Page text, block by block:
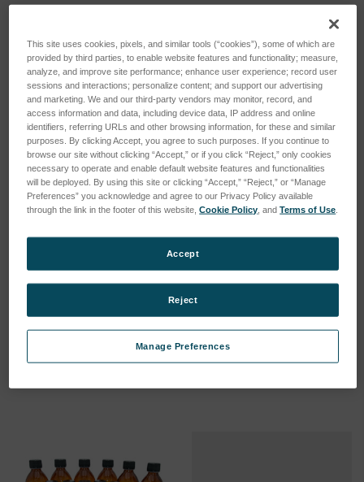
Set of calibration check
SKU: 54480109
i prezzi
Set of calibration check
Esegui l'accesso per vedere
This site uses cookies, pixels, and similar tools (“cookies”), some of which are
provided by third parties, to enable website features and functionality; measure,
analyze, and improve site performance; enhance user experience; record user
sessions and interactions; personalize content; and support our advertising
and marketing. We and our third-party vendors may monitor, record, and
access information and data, including device data, IP address and online
identifiers, referring URLs and other browsing information, for these and similar
purposes. By clicking Accept, you agree to such purposes. If you continue to
browse our site without clicking “Accept,” or if you click “Reject,” only cookies
necessary to operate and enable default website features and functionalities
will be deployed. By using this site or clicking “Accept,” “Reject,” or “Manage
Preferences” you acknowledge and agree to our Privacy Policy available
through the link in the footer of this website,Cookie Policy , andTerms of Use
Manage Preferences
Reject
Accept